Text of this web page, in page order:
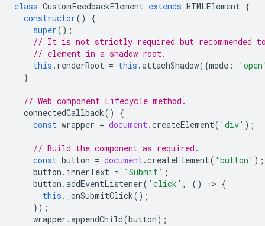
class CustomFeedbackElement extends HTMLElement {
constructor()
{
super();
// It is not strictly required but recommended
// element in a shadow root.
this . renderRoot = this .attachShadow({mode :
}
// Web component Lifecycle method.
connectedCallback()
{
const wrapper = document.createElement( 'div' );
// Build the component as required.
const button = document.createElement( 'button' );
button . innerText = 'Submit' ;
button .addEventListener( 'click' , () => {
this . _onSubmitClick();
});
wrapper .appendChild(button);